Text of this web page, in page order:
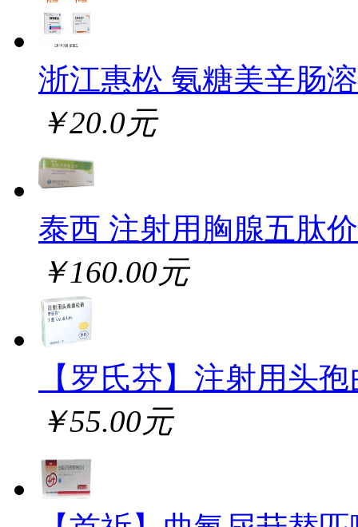
浙江惠松 氨糖美辛肠
￥20.0元
泰西 注射用胸腺五肽
￥160.00元
【罗氏芬】注射用头
￥55.00元